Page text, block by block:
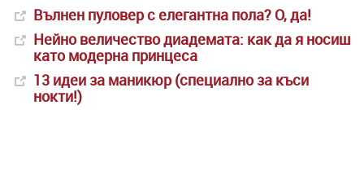
Вълнен пуловер с елегантна пола? О, да!
Нейно величество диадемата: как да я носиш
като модерна принцеса
13 идеи за маникюр (специално за къси
нокти!)